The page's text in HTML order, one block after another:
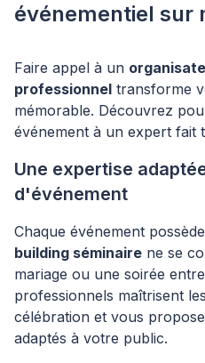
événementiel sur
Faire appel à un
professionnel transforme
mémorable. Découvrez
événement à un expert fait
Une expertise
d'événement
Chaque événement
building séminaire ne se
mariage ou une soirée
professionnels maîtrisent
célébration et vous
adaptés à votre public.